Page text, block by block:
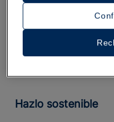
hogueras en los
El aquí y
ornamento; en el
Hazlo sostenible